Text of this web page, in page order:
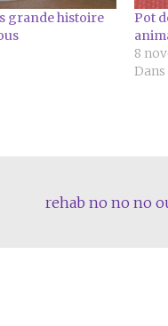
grande histoire
Pot
8
rehab no no no